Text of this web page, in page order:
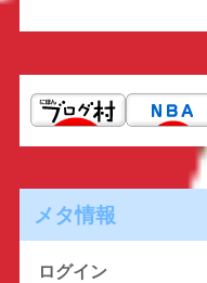
メタ情報
ログイン